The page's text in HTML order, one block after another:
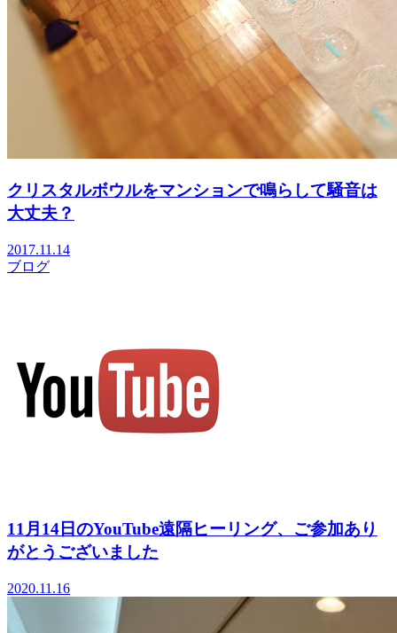
クリスタルボウルをマンションで鳴らして騒音は
大丈夫？
2017.11.14
ブログ
11月14日のYouTube遠隔ヒーリング、ご参加あり
がとうございました
2020.11.16